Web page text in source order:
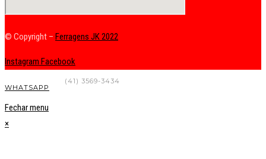
© Copyright – Ferragens JK 2022
Instagram Facebook
(41) 3569-3434
WHATSAPP
Fechar menu
×